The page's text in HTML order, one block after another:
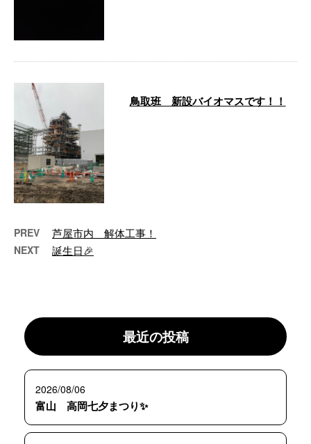
鳥取班 新設バイオマスです！！
PREV 芦屋市内 解体工事！
NEXT 誕生日🎉
最近の投稿
2026/08/06
富山 高岡七夕まつり✨